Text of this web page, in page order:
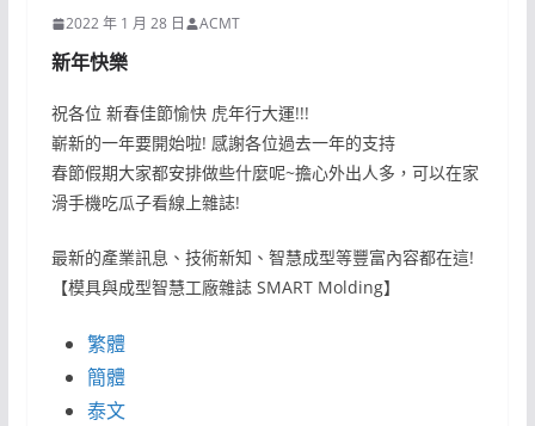
2022 年 1 月 28 日 ACMT
新年快樂
祝各位 新春佳節愉快 虎年行大運!!!
嶄新的一年要開始啦! 感謝各位過去一年的支持
春節假期大家都安排做些什麼呢~擔心外出人多，可以在家
滑手機吃瓜子看線上雜誌!
最新的產業訊息、技術新知、智慧成型等豐富內容都在這!
【模具與成型智慧工廠雜誌 SMART Molding】
繁體
簡體
泰文